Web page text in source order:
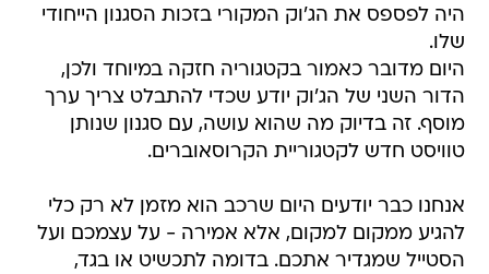
היה לפספס את הג'וק המקורי בזכות הסגנון הייחודי
שלו.
היום מדובר כאמור בקטגוריה חזקה במיוחד ולכן,
הדור השני של הג'וק יודע שכדי להתבלט צריך ערך
מוסף. זה בדיוק מה שהוא עושה, עם סגנון שנותן
טוויסט חדש לקטגוריית הקרוסאוברים.
אנחנו כבר יודעים היום שרכב הוא מזמן לא רק כלי
להגיע ממקום למקום, אלא אמירה - על עצמכם ועל
הסטייל שמגדיר אתכם. בדומה לתכשיט או בגד,